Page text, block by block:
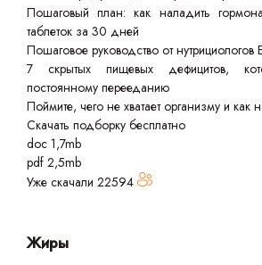
Пошаговый план: как наладить
таблеток за 30 дней
Пошаговое руководство от нутрициологов
7 скрытых пищевых дефицитов,
постоянному перееданию
Поймите, чего не хватает организму и как
Скачать подборку бесплатно
doc 1,7mb
pdf 2,5mb
Уже скачали 22594
Жиры